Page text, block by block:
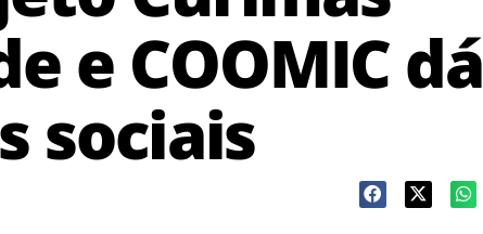
e COOMIC dá
sociais